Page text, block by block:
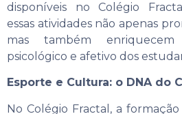
disponíveis no Colégio
essas atividades não apenas
mas também
psicológico e afetivo dos
Esporte e Cultura: o DNA do
No Colégio Fractal, a